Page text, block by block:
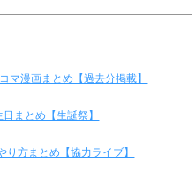
マ漫画まとめ【過去分掲載】
まとめ【生誕祭】
方まとめ【協力ライブ】